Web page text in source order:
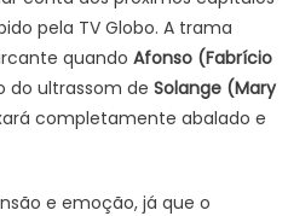
pela TV Globo. A trama
quando Afonso (Fabrício
do ultrassom de Solange (Mary
completamente abalado e
e emoção, já que o